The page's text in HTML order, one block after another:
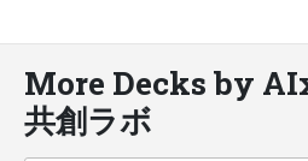
More Decks by
共創ラボ